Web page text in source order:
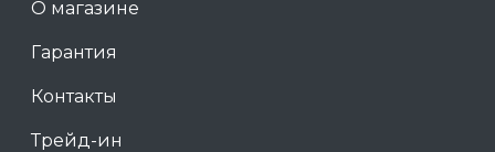
О магазине
Гарантия
Контакты
Трейд-ин